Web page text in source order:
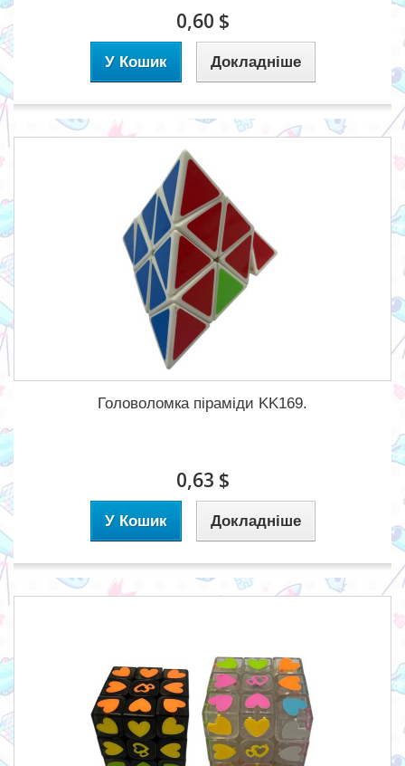
0,60 $
У Кошик Докладніше
Головоломка піраміди KK169.
0,63 $
У Кошик Докладніше